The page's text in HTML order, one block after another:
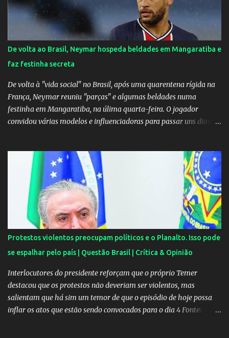
fazer a divulgação de uma live do Gusttavo Lima em Manaus,
capital do Amazonas. "Fui até o local onde seria o show, divulguei
e no dia seguinte foi feita a live que eu não pude ir, porque estava
me sentindo mal", explicou Huma. A notícia da separação de
Gusttavo Lima e Andressa Suita foi divulgada no dia 9 de outubro.
A relação chegou ao fim após cinco anos e houve rumores de uma
suposta traição do canto...
De volta ao Brasil, Neymar hospeda beldades em Mangaratiba e
faz festinha secreta
De volta à "vida social" no Brasil, após uma quarentena rígida na
França, Neymar reuniu "parças" e algumas beldades numa
festinha em Mangaratiba, na úlima quarta-feira. O jogador
convidou várias modelos e influenciadoras para passar uns dias
dentro do condomínio onde fica a mansão do craque do PSG.
Segundo uma fonte do EXTRA, a festa aconteceu ao som de muito
pagode e um show de Suel e do cantor pernambucano Robinho,
que aparecem num registro no resort, e também de Anchietx. De
Mangaratiba, os cantores ainda seguiram para Campo Grande,
onde se apresentaram numa casa de show no bairro da Zona
Oeste do Rio. As moças foram convidadas por Neymar através das
redes sociais. O jogador faz questão de pagar as estadias delas e
também as passagens. A exigência é sempre a mesma: não postar
ou falar nada sobre. Celulares, aliás, são proibidos nas festas....
Protestos violentos preocupam políticos e o Planalto. Isso pode
se espalhar pelo país | Questão Brasil | Crítica & Opinião
Interlocutores do presidente reforçam que o próprio Temer
destacou que os protestos não deveriam ser violentos, mas
salientam que há sim um temor de que o episódio de hoje possa
inflar os atos que estão sendo convocados para o dia 4 Fonte: